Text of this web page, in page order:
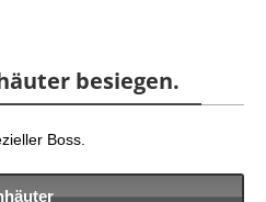
besiegen.
Boss.